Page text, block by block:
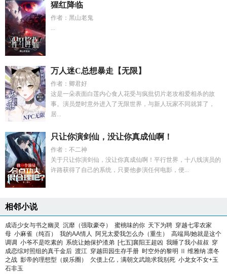
猩红降临
作者：黑山老鬼
...
万人迷C总想暴走【无限】
作者：卿君好
这是一朵表面白莲内心食人花受与疯批切片老攻相爱相杀的故
事。演员楚时意外进入了无限世界，与新人玩家不同就算了，
居...
只让你演剑仙，没让你真成仙啊！
作者：不二神
关于只让你演剑仙，没让你真成仙啊！平行世界，十八线演员的
许路获得了自己的系统，只要他参演任何电影，便...
相邻小说
成语少女与书之幽灵 沉靡（强取豪夺） 蜜桃味的你 天下为聘 穿越七零农家
母 小麻雀（纯百） 我的AA情人 阿兄太爱我怎么办（重生）
高端局/她就是这个
调调 小爷不是吃素的 系统让她保护渣弟 [七五]襄阳王超凶 我睡了我小叔叔 穿
成恋综对照组的真千金后 渡江 穿越田园生存手册 时空外的黎明 Ⅱ 维雅纳 凛冬
之战 影帝的理想型（娱乐圈） 欠债上亿，满朝文武跪求我别死 小龙女不女+玉
石非玉